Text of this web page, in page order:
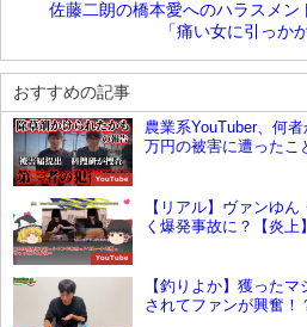
佐藤二朗の橋本愛へのハラスメン
「痛い女に引っか
おすすめの記事
YouTube
農業系YouTuber、何
万円の被害に遭ったこ
YouTube
【リアル】ヴァンゆ
く爆発事故に？【炎上】
【釣りよか】獲った
されてファンが興奮！